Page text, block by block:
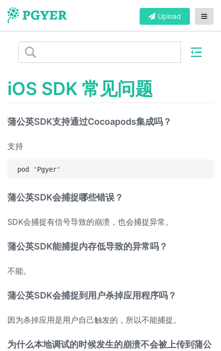
Upload
iOS SDK 常见问题
蒲公英SDK支持通过Cocoapods集成吗？
支持
蒲公英SDK会捕捉哪些错误？
SDK会捕捉有信号导致的崩溃，也会捕捉异常。
蒲公英SDK能捕捉内存低导致的异常吗？
不能。
蒲公英SDK会捕捉到用户杀掉应用程序吗？
因为杀掉应用是用户自己触发的，所以不能捕捉。
为什么本地调试的时候发生的崩溃不会被上传到蒲公